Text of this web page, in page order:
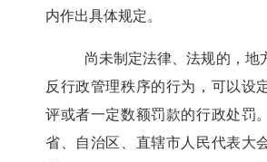
内作出具体规定。
尚未制定法律、法规的，地
反行政管理秩序的行为，可以设
评或者一定数额罚款的行政处罚
省、自治区、直辖市人民代表大